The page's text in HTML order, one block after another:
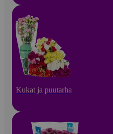
Kukat ja puutarha